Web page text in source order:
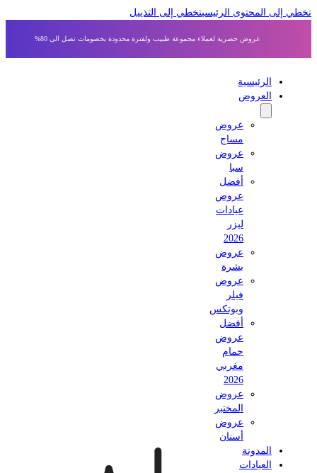
إلى المحتوى الرئيسي تخطي إلى التذييل
عروض حصرية لعملاء مجموعة طبيب ولفترة محدودة بخصومات تصل الى 80%
الرئيسية
العروض
عروض
مساج
عروض
أفضل
عروض
عيادات
عروض
بشرة
عروض
وبوتكس
أفضل
عروض
حمام
مغربي
عروض
المختبر
عروض
أسنان
المدونة
العيادات